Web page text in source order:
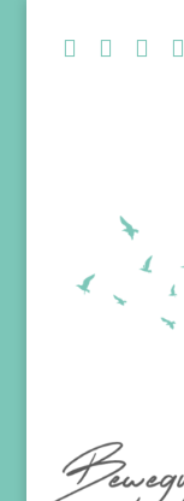
   